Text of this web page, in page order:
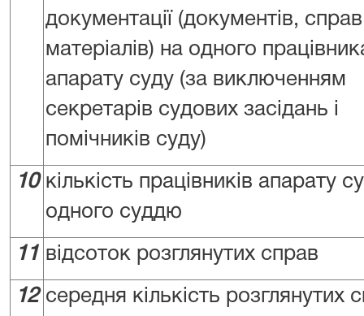
документації (документів,
матеріалів) на одного
апарату суду (за виключенням
секретарів судових засідань і
помічників суду)
10 кількість працівників апарату
одного суддю
11 відсоток розглянутих справ
12 середня кількість розглянутих